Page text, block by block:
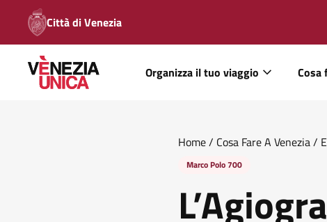
Città di Venezia
Organizza il tuo viaggio Cosa
Home/ Cosa Fare A Venezia/
Ludovico Jacobilli
Marco Polo 700